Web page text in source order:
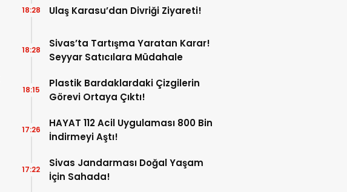
Ulaş Karasu’dan Divriği Ziyareti!
18:28
Sivas’ta Tartışma Yaratan Karar!
Seyyar Satıcılara Müdahale
18:28
Plastik Bardaklardaki Çizgilerin
Görevi Ortaya Çıktı!
18:15
HAYAT 112 Acil Uygulaması 800 Bin
İndirmeyi Aştı!
17:26
Sivas Jandarması Doğal Yaşam
İçin Sahada!
17:22